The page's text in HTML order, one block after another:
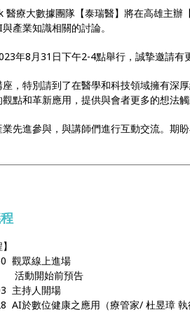
醫療大數據團隊【泰瑞醫】將在高雄主
產業知識相關的討論。
年8月31日下午2-4點舉行，誠摯邀請有
，特別請到了在醫學和科技領域擁有深
點和革新應用，提供與會者更多的想法觸
先進參與，與講師們進行互動交流。期
觀眾線上進場
動開始前預告
主持人開場
AI於數位健康之應用（療管家/ 杜昱璋 執